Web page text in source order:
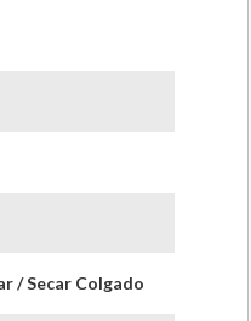
/ Secar Colgado